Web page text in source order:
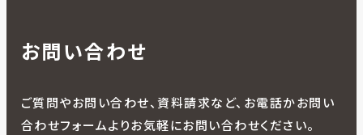
お問い合わせ
ご質問やお問い合わせ、資料請求など、お電話かお問い
合わせフォームよりお気軽にお問い合わせください。